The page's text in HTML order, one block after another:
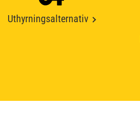
Uthyrningsalternativ